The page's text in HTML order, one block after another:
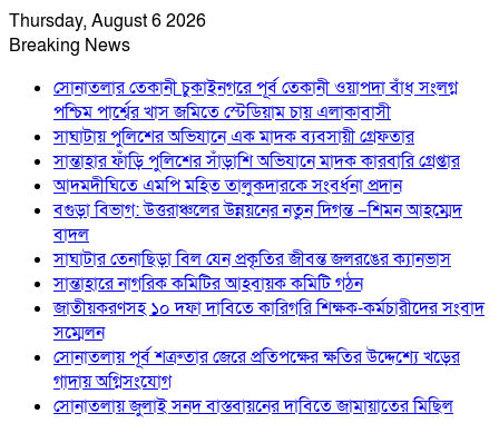
Thursday, August 6 2026
Breaking News
সোনাতলার তেকানী চুকাইনগরে পূর্ব তেকানী ওয়াপদা বাঁধ সংলগ্ন
পশ্চিম পার্শ্বের খাস জমিতে স্টেডিয়াম চায় এলাকাবাসী
সাঘাটায় পুলিশের অভিযানে এক মাদক ব্যবসায়ী গ্রেফতার
সান্তাহার ফাঁড়ি পুলিশের সাঁড়াশি অভিযানে মাদক কারবারি গ্রেপ্তার
আদমদীঘিতে এমপি মহিত তালুকদারকে সংবর্ধনা প্রদান
বগুড়া বিভাগ: উত্তরাঞ্চলের উন্নয়নের নতুন দিগন্ত –শিমন আহম্মেদ
বাদল
সাঘাটার তেনাছিড়া বিল যেন প্রকৃতির জীবন্ত জলরঙের ক্যানভাস
সান্তাহারে নাগরিক কমিটির আহবায়ক কমিটি গঠন
জাতীয়করণসহ ১০ দফা দাবিতে কারিগরি শিক্ষক-কর্মচারীদের সংবাদ
সম্মেলন
সোনাতলায় পূর্ব শত্রুতার জেরে প্রতিপক্ষের ক্ষতির উদ্দেশ্যে খড়ের
গাদায় অগ্নিসংযোগ
সোনাতলায় জুলাই সনদ বাস্তবায়নের দাবিতে জামায়াতের মিছিল